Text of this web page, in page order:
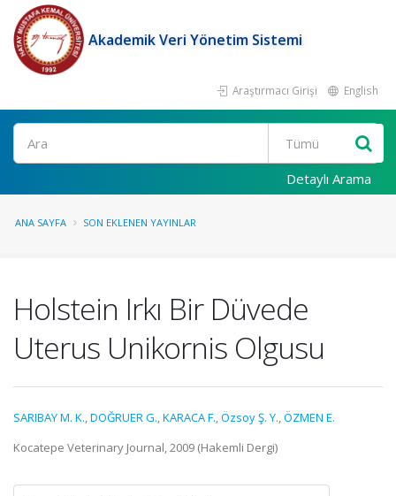
Akademik Veri Yönetim Sistemi
Araştırmacı Girişi English
Ara
Detaylı Arama
ANA SAYFA SON EKLENEN YAYINLAR
Holstein Irkı Bir Düvede
Uterus Unikornis Olgusu
SARIBAY M. K.,DOĞRUER G.,KARACA F.,Özsoy Ş. Y.,ÖZMEN E.
Kocatepe Veterinary Journal, 2009 (Hakemli Dergi)